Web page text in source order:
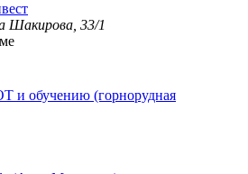
Шакирова, 33/1
и обучению (горнорудная